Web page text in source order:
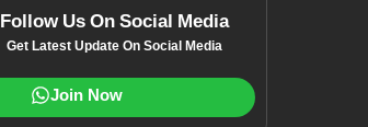
Follow Us On Social Media
Get Latest Update On Social Media
Join Now